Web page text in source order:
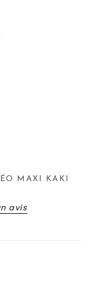
MAXI KAKI
avis